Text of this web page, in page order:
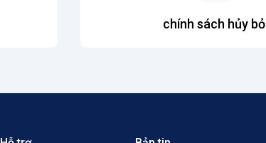
chính sách hủy bỏ